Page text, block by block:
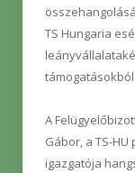
TS Hungaria
A
Gábor, a TS-
igazgatója